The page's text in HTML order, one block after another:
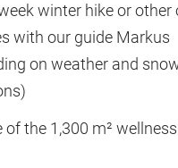
winter hike or other
with our guide Markus
on weather and
of the 1,300 m²